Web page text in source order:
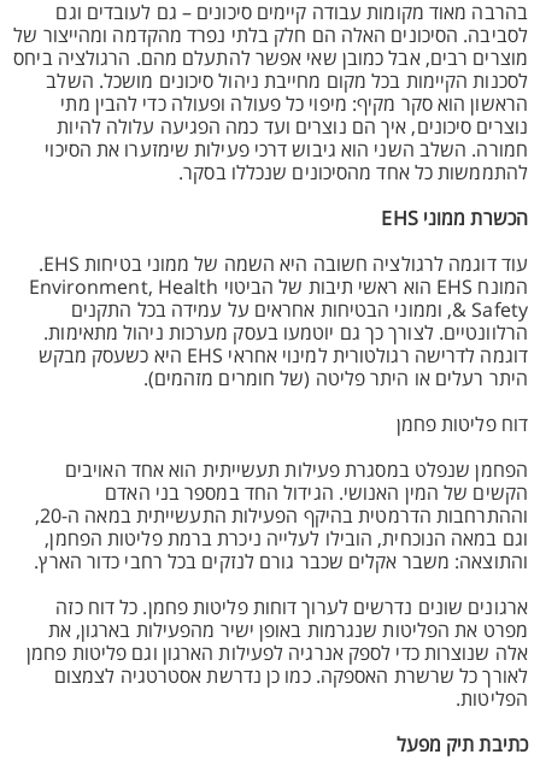
בהרבה מאוד מקומות עבודה קיימים סיכונים – גם לעובדים וגם
לסביבה. הסיכונים האלה הם חלק בלתי נפרד מהקדמה ומהייצור של
מוצרים רבים, אבל כמובן שאי אפשר להתעלם מהם. הרגולציה ביחס
לסכנות הקיימות בכל מקום מחייבת ניהול סיכונים מושכל. השלב
הראשון הוא סקר מקיף: מיפוי כל פעולה ופעולה כדי להבין מתי
נוצרים סיכונים, איך הם נוצרים ועד כמה הפגיעה עלולה להיות
חמורה. השלב השני הוא גיבוש דרכי פעילות שימזערו את הסיכוי
להתממשות כל אחד מהסיכונים שנכללו בסקר.
הכשרת ממוני EHS
עוד דוגמה לרגולציה חשובה היא השמה של ממוני בטיחות EHS.
המונח EHS הוא ראשי תיבות של הביטוי Environment, Health
& Safety, וממוני הבטיחות אחראים על עמידה בכל התקנים
הרלוונטיים. לצורך כך גם יוטמעו בעסק מערכות ניהול מתאימות.
דוגמה לדרישה רגולטורית למינוי אחראי EHS היא כשעסק מבקש
היתר רעלים או היתר פליטה (של חומרים מזהמים).
דוח פליטות פחמן
הפחמן שנפלט במסגרת פעילות תעשייתית הוא אחד האויבים
הקשים של המין האנושי. הגידול החד במספר בני האדם
וההתרחבות הדרמטית בהיקף הפעילות התעשייתית במאה ה-20,
וגם במאה הנוכחית, הובילו לעלייה ניכרת ברמת פליטות הפחמן,
והתוצאה: משבר אקלים שכבר גורם לנזקים בכל רחבי כדור הארץ.
ארגונים שונים נדרשים לערוך דוחות פליטות פחמן. כל דוח כזה
מפרט את הפליטות שנגרמות באופן ישיר מהפעילות בארגון, את
אלה שנוצרות כדי לספק אנרגיה לפעילות הארגון וגם פליטות פחמן
לאורך כל שרשרת האספקה. כמו כן נדרשת אסטרטגיה לצמצום
הפליטות.
כתיבת תיק מפעל